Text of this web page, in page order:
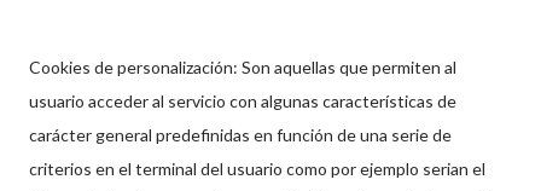
Cookies de personalización: Son aquellas que permiten al
usuario acceder al servicio con algunas características de
carácter general predefinidas en función de una serie de
criterios en el terminal del usuario como por ejemplo serian el